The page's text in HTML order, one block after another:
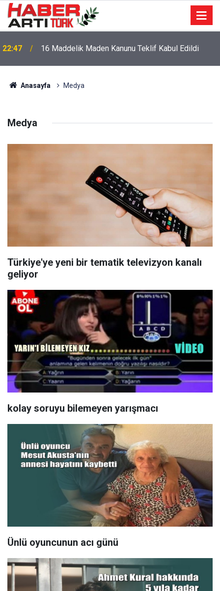
22:47 16 Maddelik Maden Kanunu Teklif Kabul Edildi
Anasayfa Medya
Medya
Türkiye'ye yeni bir tematik televizyon kanalı
geliyor
kolay soruyu bilemeyen yarışmacı
Ünlü oyuncunun acı günü